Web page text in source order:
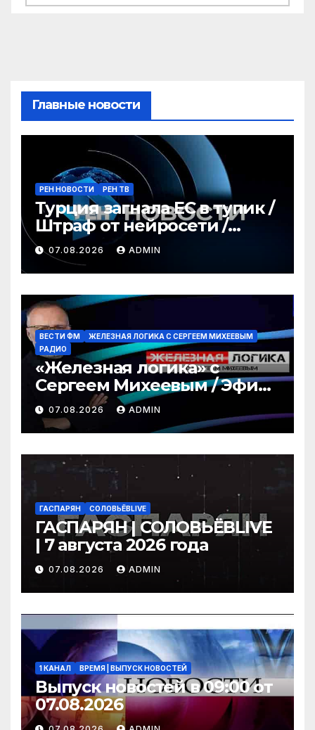
Главные новости
РЕН НОВОСТИ РЕН ТВ
Турция загнала ЕС в тупик /
Штраф от нейросети /
Война за пляжи / РЕН
Новости 12:30, 07.08.2026
07.08.2026 ADMIN
ВЕСТИ ФМ
ЖЕЛЕЗНАЯ ЛОГИКА С СЕРГЕЕМ МИХЕЕВЫМ
РАДИО
«Железная логика» с
Сергеем Михеевым / Эфир
07.08.2026
07.08.2026 ADMIN
ГАСПАРЯН СОЛОВЬЁВLIVE
ГАСПАРЯН | СОЛОВЬЁВLIVE
| 7 августа 2026 года
07.08.2026 ADMIN
1 КАНАЛ ВРЕМЯ | ВЫПУСК НОВОСТЕЙ
Выпуск новостей в 09:00 от
07.08.2026